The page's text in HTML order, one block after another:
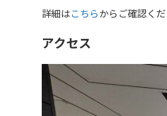
詳細はこちらからご確認く
アクセス